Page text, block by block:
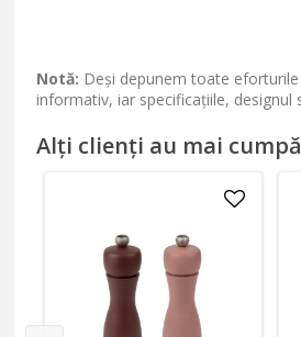
Notă: Deși depunem toate
informativ, iar specificațiile,
Alți clienți au mai